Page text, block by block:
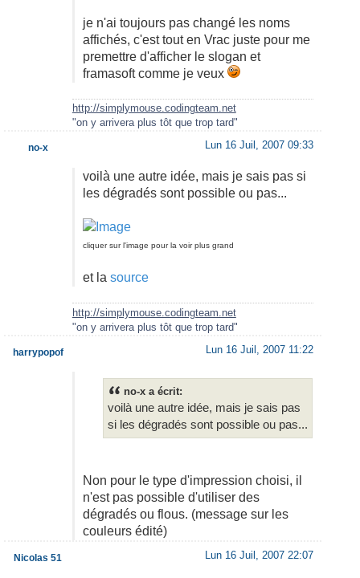
je n'ai toujours pas changé les noms
affichés, c'est tout en Vrac juste pour me
premettre d'afficher le slogan et
framasoft comme je veux
http://simplymouse.codingteam.net
"on y arrivera plus tôt que trop tard"
Lun 16 Juil, 2007 09:33
voilà une autre idée, mais je sais pas si
les dégradés sont possible ou pas...
cliquer sur l'image pour la voir plus grand
et la source
http://simplymouse.codingteam.net
"on y arrivera plus tôt que trop tard"
no-x
Lun 16 Juil, 2007 11:22
no-x a écrit:
voilà une autre idée, mais je sais pas
si les dégradés sont possible ou pas...
Non pour le type d'impression choisi, il
n'est pas possible d'utiliser des
dégradés ou flous. (message sur les
couleurs édité)
harrypopof
Lun 16 Juil, 2007 22:07
Nicolas 51